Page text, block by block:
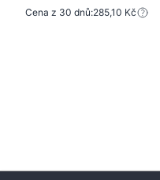
Cena z 30 dnů:285,10 Kč